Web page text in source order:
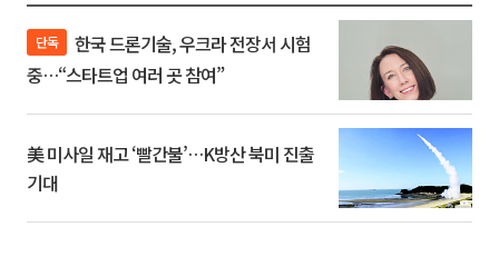
단독
중…“스타트업 여러 곳 참여”
美 미사일 재고 ‘빨간불’…K방산 북미 진출
기대